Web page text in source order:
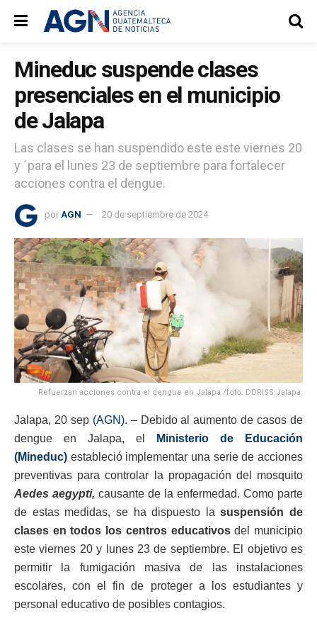
Mineduc suspende clases
presenciales en el municipio
de Jalapa
Las clases se han suspendido este este viernes 20
y ´para el lunes 23 de septiembre para fortalecer
acciones contra el dengue.
por AGN 20 de septiembre de 2024
Refuerzan acciones contra el dengue en Jalapa./foto: DDRISS Jalapa.
Jalapa, 20 sep (AGN). – Debido al aumento de casos de
dengue en Jalapa, el
Ministerio de Educación
(Mineduc) estableció implementar una serie de acciones
preventivas para controlar la propagación del mosquito
Aedes aegypti, causante de la enfermedad. Como parte
de estas medidas, se ha dispuesto lasuspensión de
clases en todos los centros educativosdel municipio
este viernes 20 y lunes 23 de septiembre. El objetivo es
permitir la fumigación masiva de las instalaciones
escolares, con el fin de proteger a los estudiantes y
personal educativo de posibles contagios.